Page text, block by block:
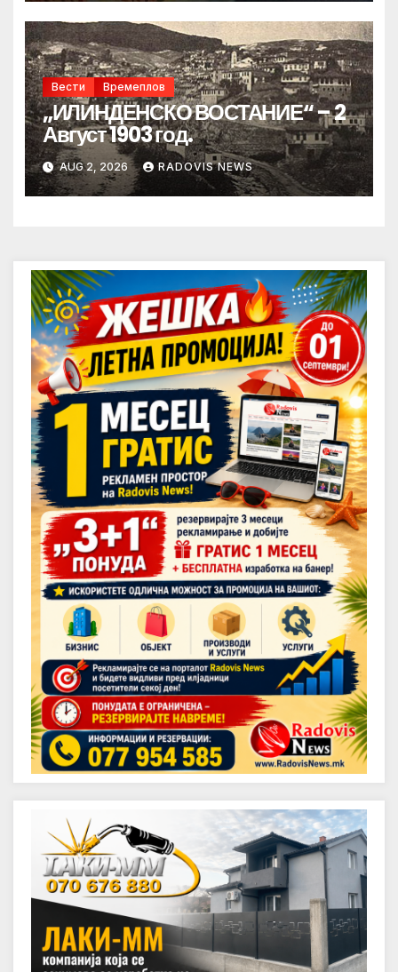
Вести Времеплов
„ИЛИНДЕНСКО ВОСТАНИЕ“ – 2
Август 1903 год.
AUG 2, 2026 RADOVIS NEWS